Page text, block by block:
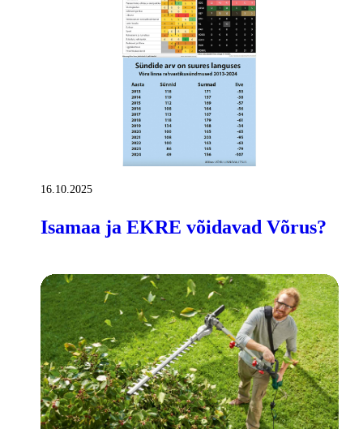
16.10.2025
Isamaa ja EKRE võidavad Võrus?